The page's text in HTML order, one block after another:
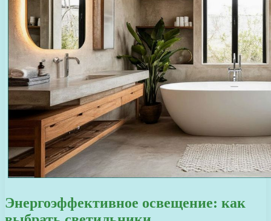
Энергоэффективное освещение: как